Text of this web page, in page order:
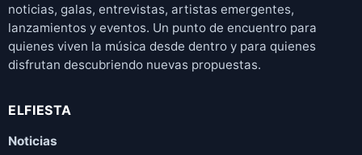
noticias, galas, entrevistas, artistas emergentes,
lanzamientos y eventos. Un punto de encuentro para
quienes viven la música desde dentro y para quienes
disfrutan descubriendo nuevas propuestas.
ELFIESTA
Noticias